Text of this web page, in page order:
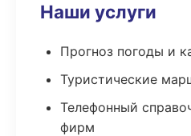
Наши услуги
Прогноз погоды и
Туристические
Телефонный
фирм